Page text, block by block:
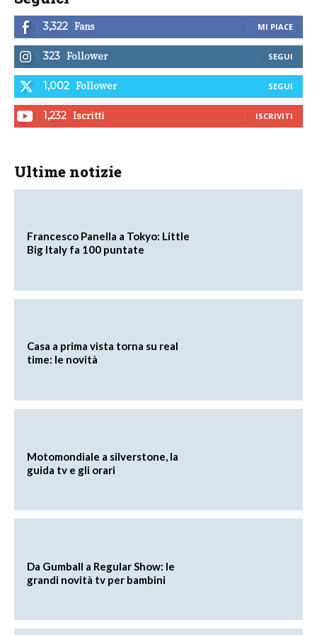
3,322 Fans MI PIACE
323 Follower SEGUI
1,002 Follower SEGUI
1,232 Iscritti ISCRIVITI
Ultime notizie
Francesco Panella a Tokyo: Little
Big Italy fa 100 puntate
Casa a prima vista torna su real
time: le novità
Motomondiale a silverstone, la
guida tv e gli orari
Da Gumball a Regular Show: le
grandi novità tv per bambini